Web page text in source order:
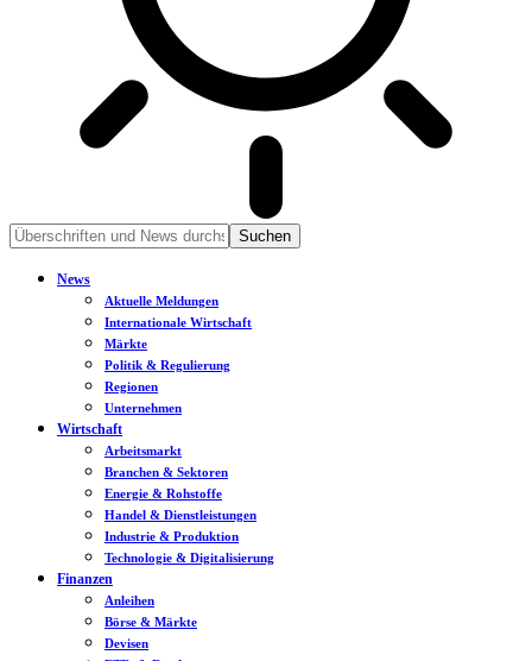
News
Aktuelle Meldungen
Internationale Wirtschaft
Märkte
Politik & Regulierung
Regionen
Unternehmen
Wirtschaft
Arbeitsmarkt
Branchen & Sektoren
Energie & Rohstoffe
Handel & Dienstleistungen
Industrie & Produktion
Technologie & Digitalisierung
Finanzen
Anleihen
Börse & Märkte
Devisen